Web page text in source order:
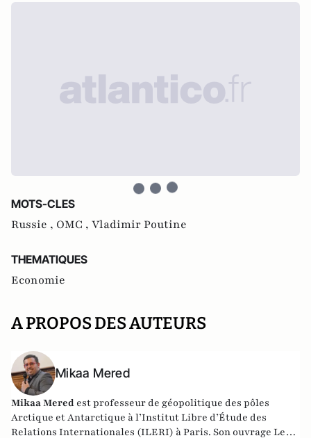
MOTS-CLES
Russie , OMC , Vladimir Poutine
THEMATIQUES
Economie
A PROPOS DES AUTEURS
Mikaa Mered
Mikaa Mered est professeur de géopolitique des pôles
Arctique et Antarctique à l’Institut Libre d’Étude des
Relations Internationales (ILERI) à Paris. Son ouvrage Les